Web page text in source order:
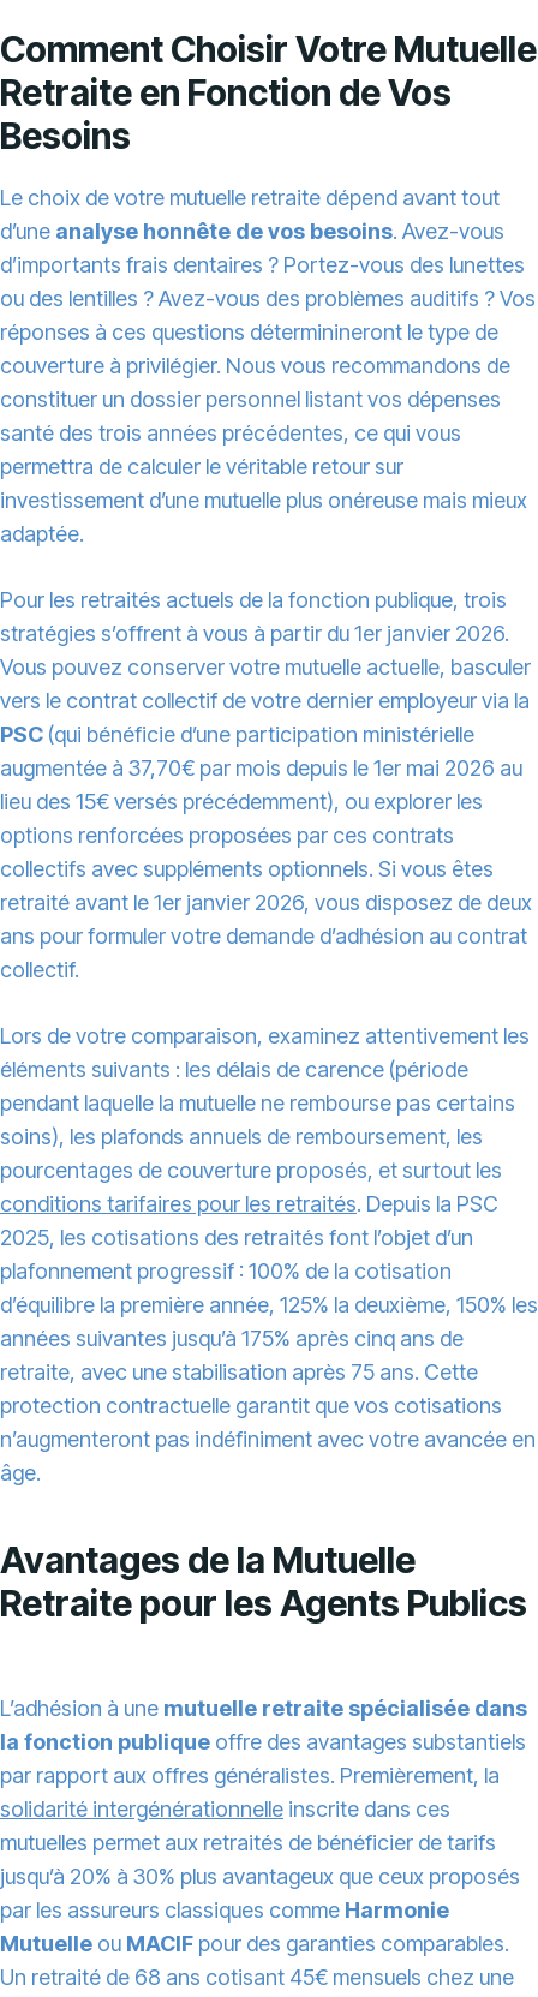
Comment Choisir Votre Mutuelle
Retraite en Fonction de Vos
Besoins
Le choix de votre mutuelle retraite dépend avant tout
d’une analyse honnête de vos besoins. Avez-vous
d’importants frais dentaires ? Portez-vous des lunettes
ou des lentilles ? Avez-vous des problèmes auditifs ? Vos
réponses à ces questions déterminineront le type de
couverture à privilégier. Nous vous recommandons de
constituer un dossier personnel listant vos dépenses
santé des trois années précédentes, ce qui vous
permettra de calculer le véritable retour sur
investissement d’une mutuelle plus onéreuse mais mieux
adaptée.
Pour les retraités actuels de la fonction publique, trois
stratégies s’offrent à vous à partir du 1er janvier 2026.
Vous pouvez conserver votre mutuelle actuelle, basculer
vers le contrat collectif de votre dernier employeur via la
PSC (qui bénéficie d’une participation ministérielle
augmentée à 37,70€ par mois depuis le 1er mai 2026 au
lieu des 15€ versés précédemment), ou explorer les
options renforcées proposées par ces contrats
collectifs avec suppléments optionnels. Si vous êtes
retraité avant le 1er janvier 2026, vous disposez de deux
ans pour formuler votre demande d’adhésion au contrat
collectif.
Lors de votre comparaison, examinez attentivement les
éléments suivants : les délais de carence (période
pendant laquelle la mutuelle ne rembourse pas certains
soins), les plafonds annuels de remboursement, les
pourcentages de couverture proposés, et surtout les
conditions tarifaires pour les retraités. Depuis la PSC
2025, les cotisations des retraités font l’objet d’un
plafonnement progressif : 100% de la cotisation
d’équilibre la première année, 125% la deuxième, 150% les
années suivantes jusqu’à 175% après cinq ans de
retraite, avec une stabilisation après 75 ans. Cette
protection contractuelle garantit que vos cotisations
n’augmenteront pas indéfiniment avec votre avancée en
âge.
Avantages de la Mutuelle
Retraite pour les Agents Publics
L’adhésion à une mutuelle retraite spécialisée dans
la fonction publique offre des avantages substantiels
par rapport aux offres généralistes. Premièrement, la
solidarité intergénérationnelle inscrite dans ces
mutuelles permet aux retraités de bénéficier de tarifs
jusqu’à 20% à 30% plus avantageux que ceux proposés
par les assureurs classiques comme Harmonie
Mutuelle ou MACIF pour des garanties comparables.
Un retraité de 68 ans cotisant 45€ mensuels chez une